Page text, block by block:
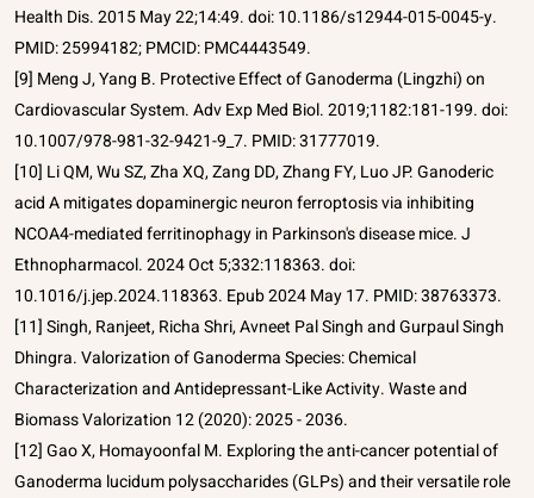
Health Dis. 2015 May 22;14:49. doi: 10.1186/s12944-015-0045-y.
PMID: 25994182; PMCID: PMC4443549.
[9] Meng J, Yang B. Protective Effect of Ganoderma (Lingzhi) on
Cardiovascular System. Adv Exp Med Biol. 2019;1182:181-199. doi:
10.1007/978-981-32-9421-9_7. PMID: 31777019.
[10] Li QM, Wu SZ, Zha XQ, Zang DD, Zhang FY, Luo JP. Ganoderic
acid A mitigates dopaminergic neuron ferroptosis via inhibiting
NCOA4-mediated ferritinophagy in Parkinson's disease mice. J
Ethnopharmacol. 2024 Oct 5;332:118363. doi:
10.1016/j.jep.2024.118363. Epub 2024 May 17. PMID: 38763373.
[11] Singh, Ranjeet, Richa Shri, Avneet Pal Singh and Gurpaul Singh
Dhingra. Valorization of Ganoderma Species: Chemical
Characterization and Antidepressant-Like Activity. Waste and
Biomass Valorization 12 (2020): 2025 - 2036.
[12] Gao X, Homayoonfal M. Exploring the anti-cancer potential of
Ganoderma lucidum polysaccharides (GLPs) and their versatile role